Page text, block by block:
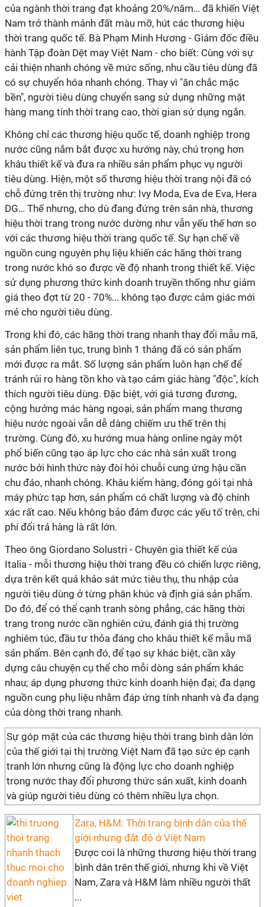
của ngành thời trang đạt khoảng 20%/năm… đã khiến Việt
Nam trở thành mảnh đất màu mỡ, hút các thương hiệu
thời trang quốc tế. Bà Phạm Minh Hương - Giám đốc điều
hành Tập đoàn Dệt may Việt Nam - cho biết: Cùng với sự
cải thiện nhanh chóng về mức sống, nhu cầu tiêu dùng đã
có sự chuyển hóa nhanh chóng. Thay vì "ăn chắc mặc
bền", người tiêu dùng chuyển sang sử dụng những mặt
hàng mang tính thời trang cao, thời gian sử dụng ngắn.
Không chỉ các thương hiệu quốc tế, doanh nghiệp trong
nước cũng nắm bắt được xu hướng này, chú trọng hơn
khâu thiết kế và đưa ra nhiều sản phẩm phục vụ người
tiêu dùng. Hiện, một số thương hiệu thời trang nội đã có
chỗ đứng trên thị trường như: Ivy Moda, Eva de Eva, Hera
DG… Thế nhưng, cho dù đang đứng trên sân nhà, thương
hiệu thời trang trong nước dường như vẫn yếu thế hơn so
với các thương hiệu thời trang quốc tế. Sự hạn chế về
nguồn cung nguyên phụ liệu khiến các hãng thời trang
trong nước khó so được về độ nhanh trong thiết kế. Việc
sử dụng phương thức kinh doanh truyền thống như giảm
giá theo đợt từ 20 - 70%... không tạo được cảm giác mới
mẻ cho người tiêu dùng.
Trong khi đó, các hãng thời trang nhanh thay đổi mẫu mã,
sản phẩm liên tục, trung bình 1 tháng đã có sản phẩm
mới được ra mắt. Số lượng sản phẩm luôn hạn chế để
tránh rủi ro hàng tồn kho và tạo cảm giác hàng "độc", kích
thích người tiêu dùng. Đặc biệt, với giá tương đương,
cộng hưởng mác hàng ngoại, sản phẩm mang thương
hiệu nước ngoài vẫn dễ dàng chiếm ưu thế trên thị
trường. Cùng đó, xu hướng mua hàng online ngày một
phổ biến cũng tạo áp lực cho các nhà sản xuất trong
nước bởi hình thức này đòi hỏi chuỗi cung ứng hậu cần
chu đáo, nhanh chóng. Khâu kiểm hàng, đóng gói tại nhà
máy phức tạp hơn, sản phẩm có chất lượng và độ chính
xác rất cao. Nếu không bảo đảm được các yếu tố trên, chi
phí đổi trả hàng là rất lớn.
Theo ông Giordano Solustri - Chuyên gia thiết kế của
Italia - mỗi thương hiệu thời trang đều có chiến lược riêng,
dựa trên kết quả khảo sát mức tiêu thụ, thu nhập của
người tiêu dùng ở từng phân khúc và định giá sản phẩm.
Do đó, để có thể cạnh tranh sòng phẳng, các hãng thời
trang trong nước cần nghiên cứu, đánh giá thị trường
nghiêm túc, đầu tư thỏa đáng cho khâu thiết kế mẫu mã
sản phẩm. Bên cạnh đó, để tạo sự khác biệt, cần xây
dựng câu chuyện cụ thể cho mỗi dòng sản phẩm khác
nhau; áp dụng phương thức kinh doanh hiện đại; đa dạng
nguồn cung phụ liệu nhằm đáp ứng tính nhanh và đa dạng
của dòng thời trang nhanh.
Sự góp mặt của các thương hiệu thời trang bình dân lớn
của thế giới tại thị trường Việt Nam đã tạo sức ép cạnh
tranh lớn nhưng cũng là động lực cho doanh nghiệp
trong nước thay đổi phương thức sản xuất, kinh doanh
và giúp người tiêu dùng có thêm nhiều lựa chọn.
Zara, H&M: Thời trang bình dân của thế
giới nhưng đắt đỏ ở Việt Nam
Được coi là những thương hiệu thời trang
bình dân trên thế giới, nhưng khi về Việt
Nam, Zara và H&M làm nhiều người thất
...